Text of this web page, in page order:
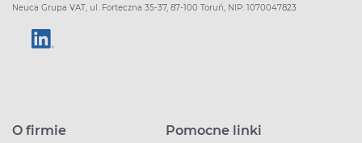
Neuca Grupa VAT, ul. Forteczna 35-37, 87-100 Toruń, NIP: 1070047823
O firmie Pomocne linki